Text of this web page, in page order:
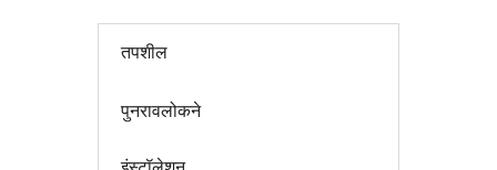
तपशील
पुनरावलोकने